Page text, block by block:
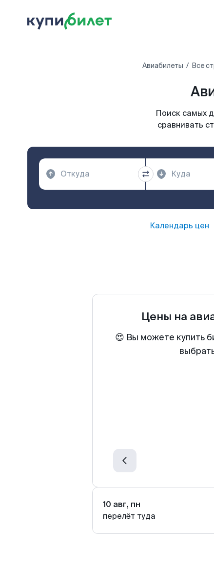
Авиабилеты Все
Поиск самых
сравнивать
Календарь цен
Цены на
😍 Вы можете купить
10 авг, пн
перелёт туда